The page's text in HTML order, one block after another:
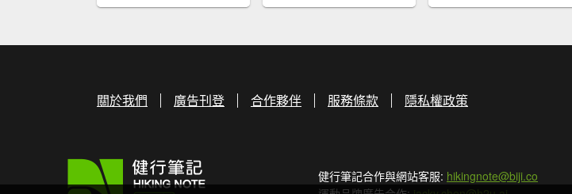
關於我們 廣告刊登 合作夥伴 服務條款 隱私權政策
健行筆記合作與網站客服: hikingnote@biji.co